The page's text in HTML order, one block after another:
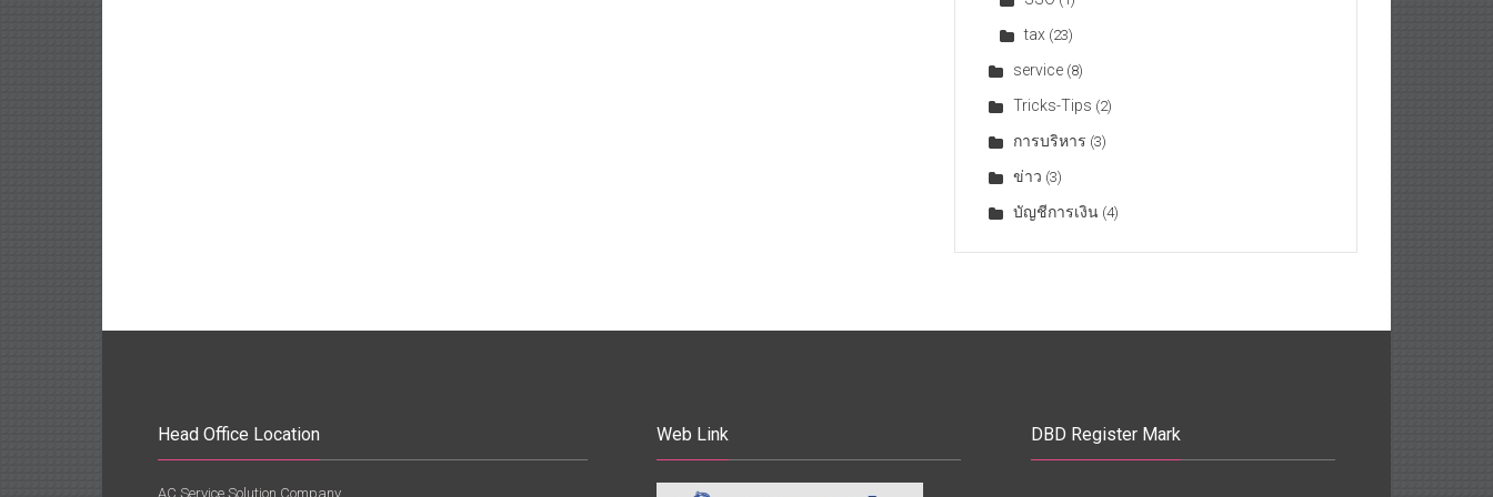
tax (23)
service (8)
Tricks-Tips (2)
การบริหาร (3)
ข่าว (3)
บัญชีการเงิน (4)
Head Office Location
AC Service Solution Company
Web Link DBD Register Mark